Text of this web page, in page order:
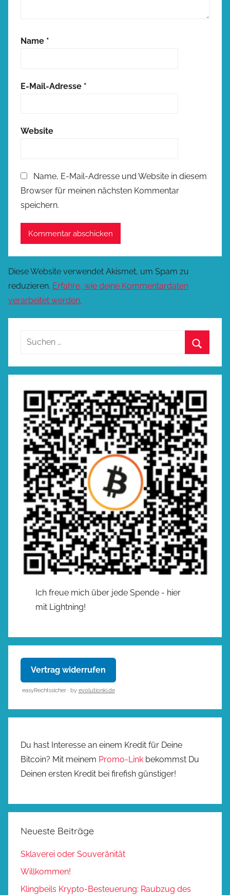
Name *
E-Mail-Adresse *
Website
Name, E-Mail-Adresse und Website in diesem
Browser für meinen nächsten Kommentar
speichern.
Diese Website verwendet Akismet, um Spam zu
reduzieren. Erfahre, wie deine Kommentardaten
verarbeitet werden.
Suchen
Ich freue mich über jede Spende - hier
mit Lightning!
Vertrag widerrufen
easyRechtssicher · by evolutionki.de
Du hast Interesse an einem Kredit für Deine
Bitcoin? Mit meinem Promo-Link bekommst Du
Deinen ersten Kredit bei firefish günstiger!
Neueste Beiträge
Sklaverei oder Souveränität
Willkommen!
Klingbeils Krypto-Besteuerung: Raubzug des